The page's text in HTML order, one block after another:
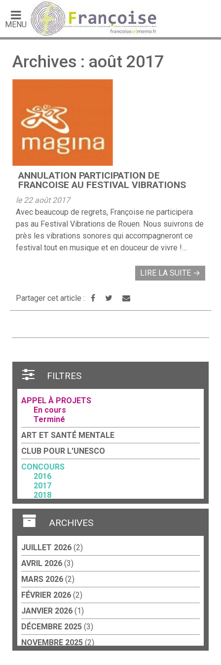
MENU
Archives : août 2017
ANNULATION PARTICIPATION DE
FRANCOISE AU FESTIVAL VIBRATIONS
le 22 août 2017
Avec beaucoup de regrets, Françoise ne participera
pas au Festival Vibrations de Rouen. Nous suivrons de
près les vibrations sonores qui accompagneront ce
festival tout en musique et en douceur de vivre !…
LIRE LA SUITE →
Partager cet article :
FILTRES
APPEL À PROJETS
En cours
Terminé
ART ET SANTÉ MENTALE
CLUB POUR L'UNESCO
CONCOURS
2016
2017
2018
2023
FORCE TERRITORIALE
Acteurs culturels
Art et travail
CCP
Éducation
Collèges
Écoles
Lycées
Résidences d’artistes
PEINTURE
PHOTOGRAPHIE
PLATEFORME
ARCHIVES
JUILLET 2026 (2)
AVRIL 2026 (3)
MARS 2026 (2)
FÉVRIER 2026 (2)
JANVIER 2026 (1)
DÉCEMBRE 2025 (3)
NOVEMBRE 2025 (2)